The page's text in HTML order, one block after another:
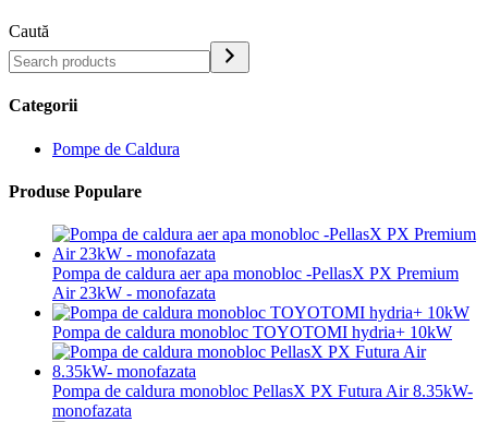
Caută
Categorii
Pompe de Caldura
Produse Populare
Pompa de caldura aer apa monobloc -PellasX PX Premium
Air 23kW - monofazata
Pompa de caldura monobloc TOYOTOMI hydria+ 10kW
Pompa de caldura monobloc PellasX PX Futura Air 8.35kW-
monofazata